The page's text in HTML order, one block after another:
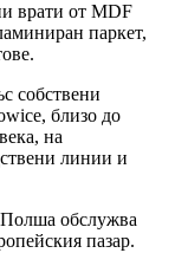
врати от MDF
паркет,
собствени
близо до
на
линии и
обслужва
пазар.